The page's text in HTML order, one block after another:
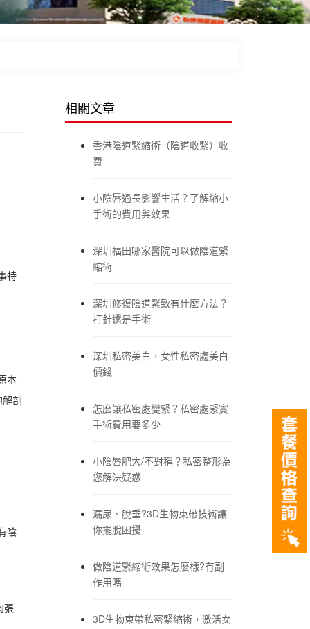
特
本
剖
陰
張
相關文章
香港陰道緊縮術（陰道收緊）收
費
小陰唇過長影響生活？了解縮小
手術的費用與效果
深圳福田哪家醫院可以做陰道緊
縮術
深圳修復陰道緊致有什麼方法？
打針還是手術
深圳私密美白，女性私密處美白
價錢
怎麼讓私密處變緊？私密處緊實
手術費用要多少
小陰唇肥大/不對稱？私密整形為
您解決疑惑
漏尿、脫垂?3D生物束帶技術讓
你擺脫困擾
做陰道緊縮術效果怎麼樣?有副
作用嗎
3D生物束帶私密緊縮術，激活女